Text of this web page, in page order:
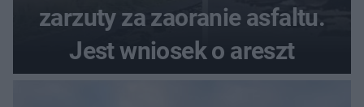
zarzuty za zaoranie asfaltu.
Jest wniosek o areszt